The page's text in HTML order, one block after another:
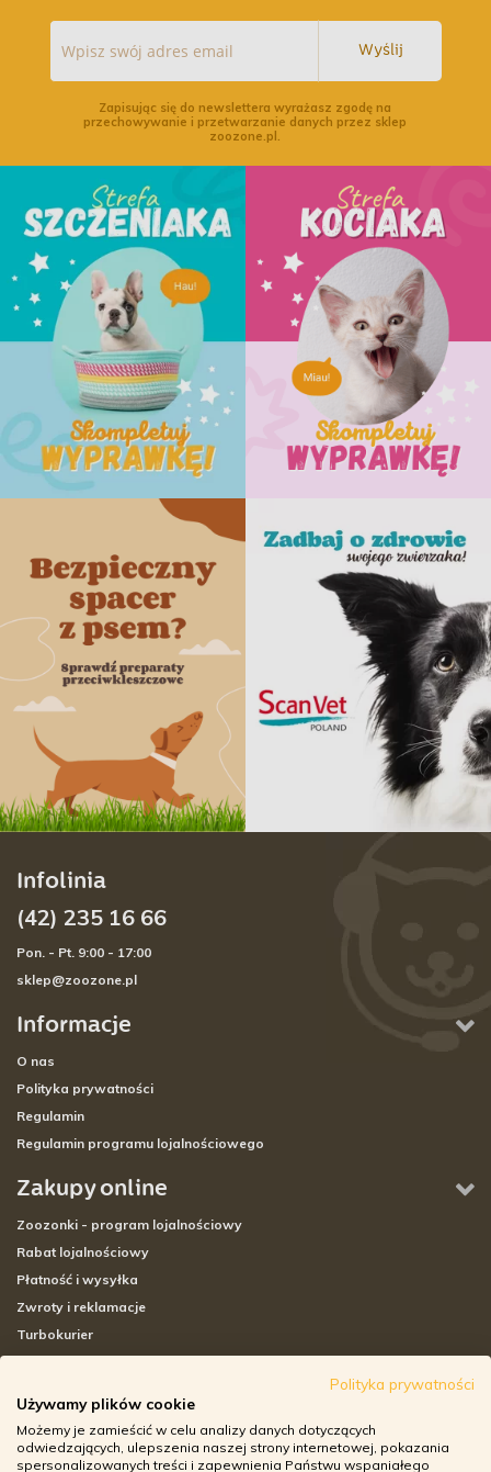
Wyślij
Zapisując się do newslettera wyrażasz zgodę na
przechowywanie i przetwarzanie danych przez sklep
zoozone.pl.
Informacje
O nas
Polityka prywatności
Regulamin
Regulamin programu lojalnościowego
Zakupy online
Zoozonki - program lojalnościowy
Rabat lojalnościowy
Płatność i wysyłka
Zwroty i reklamacje
Turbokurier
Adresy sklepów stacjonarnych
Godziny otwarcia sklepów
Infolinia
(42) 235 16 66
Pon. - Pt. 9:00 - 17:00
sklep@zoozone.pl
Polityka prywatności
Używamy plików cookie
Możemy je zamieścić w celu analizy danych dotyczących
odwiedzających, ulepszenia naszej strony internetowej, pokazania
spersonalizowanych treści i zapewnienia Państwu wspaniałego